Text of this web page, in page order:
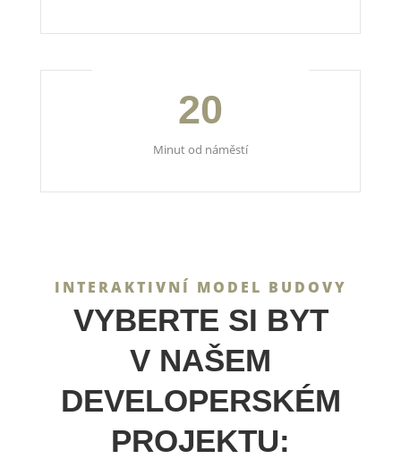
20
Minut od náměstí
INTERAKTIVNÍ MODEL BUDOVY
VYBERTE SI BYT
V NAŠEM
DEVELOPERSKÉM
PROJEKTU: